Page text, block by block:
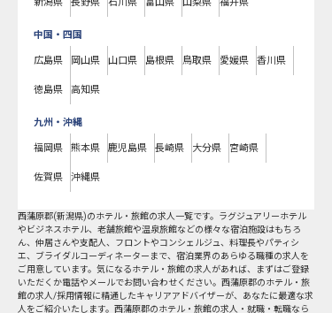
中国・四国
広島県 岡山県 山口県 島根県 鳥取県 愛媛県 香川県
徳島県 高知県
九州・沖縄
福岡県 熊本県 鹿児島県 長崎県 大分県 宮崎県
佐賀県 沖縄県
西蒲原郡(新潟県)のホテル・旅館の求人一覧です。ラグジュアリーホテル
やビジネスホテル、老舗旅館や温泉旅館などの様々な宿泊施設はもちろ
ん、仲居さんや支配人、フロントやコンシェルジュ、料理長やパティシ
エ、ブライダルコーディネーターまで、宿泊業界のあらゆる職種の求人を
ご用意しています。気になるホテル・旅館の求人があれば、まずはご登録
いただくか電話やメールでお問い合わせください。西蒲原郡のホテル・旅
館の求人/採用情報に精通したキャリアアドバイザーが、あなたに最適な求
人をご紹介いたします。西蒲原郡のホテル・旅館の求人・就職・転職なら